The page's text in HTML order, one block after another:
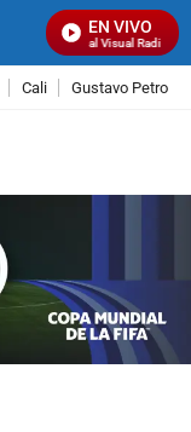
EN VIVO
Señal Visual Radio
Cali Gustavo Petro